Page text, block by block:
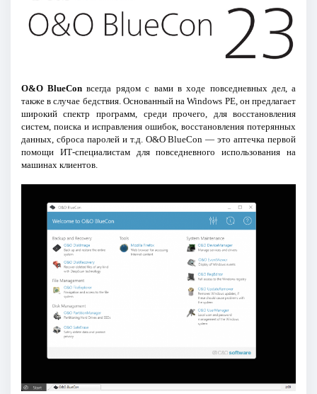
O&O BlueCon всегда рядом с вами в ходе повседневных дел, а
также в случае бедствия. Основанный на Windows PE, он предлагает
широкий спектр программ, среди прочего, для восстановления
систем, поиска и исправления ошибок, восстановления потерянных
данных, сброса паролей и т.д. O&O BlueCon — это аптечка первой
помощи ИТ-специалистам для повседневного использования на
машинах клиентов.